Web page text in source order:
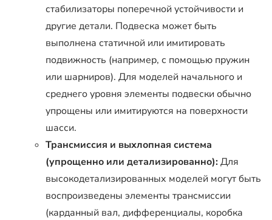
стабилизаторы поперечной устойчивости и
другие детали. Подвеска может быть
выполнена статичной или имитировать
подвижность (например, с помощью пружин
или шарниров). Для моделей начального и
среднего уровня элементы подвески обычно
упрощены или имитируются на поверхности
шасси.
Трансмиссия и выхлопная система
(упрощенно или детализированно):Для
высокодетализированных моделей могут быть
воспроизведены элементы трансмиссии
(карданный вал, дифференциалы, коробка